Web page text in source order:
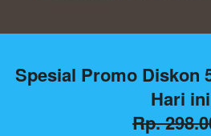
Spesial Promo Diskon
Hari ini
Rp.